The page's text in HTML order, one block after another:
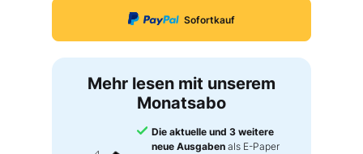
Sofortkauf
Mehr lesen mit unserem
Monatsabo
Die aktuelle und 3 weitere
neue Ausgaben als E-Paper